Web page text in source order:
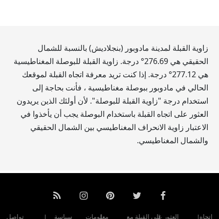
زاوية القبلة لمدينة مادوبور (بنجلاديش) بالنسبة للشمال
الحقيقي هي276.69° درجة. زاوية القبلة للبوصلة المغناطيسية
هي277.12° درجة. إذا كنت تريد معرفة اتجاه القبلة لموقعك
الحالي في مادوبور ببوصلة مغناطيسية ، فأنت بحاجة إلى
استخدام درجة "زاوية القبلة للبوصلة". لأن أولئك الذين يريدون
العثور على اتجاه القبلة باستخدام البوصلة يجب أن يأخذوا في
الاعتبار زاوية الانحراف المغناطيسي بين الشمال الحقيقي
والشمال المغناطيسي.
اتجاه العثور على القبلة مع معلومات سياسة تواصل